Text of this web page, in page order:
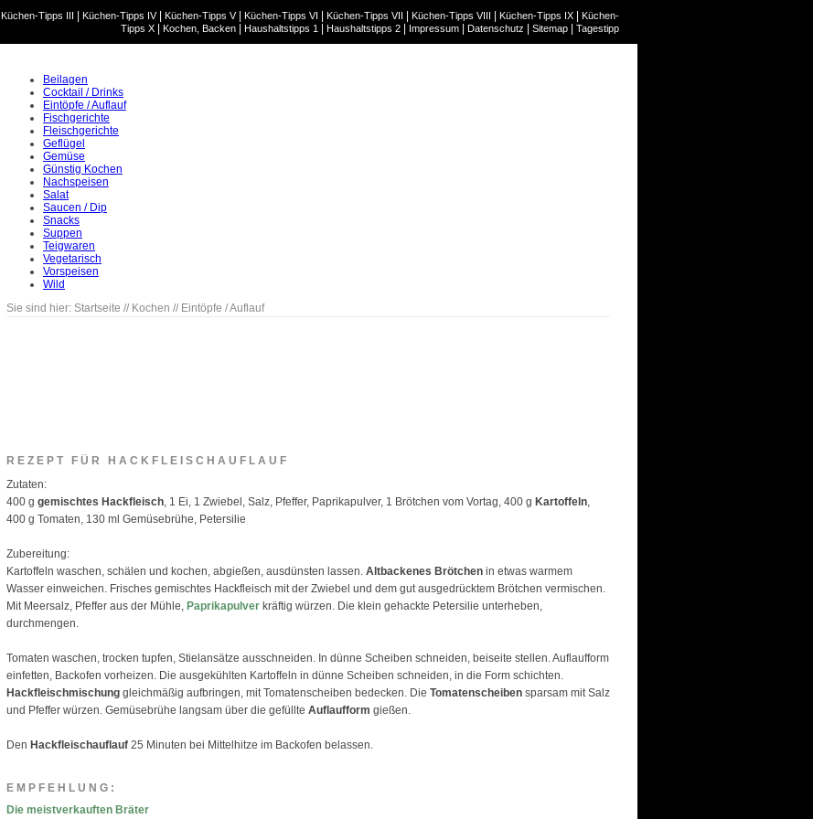
Küchen-Tipps III Küchen-Tipps IV| Küchen-Tipps V| Küchen-Tipps VI Küchen-Tipps VII Küchen-Tipps VIII Küchen-Tipps IX
Küchen-
Tipps X
Kochen, Backen Haushaltstipps 1 Haushaltstipps 2 Impressum Datenschutz Sitemap Tagestipp
Beilagen
Cocktail / Drinks
Eintöpfe / Auflauf
Fischgerichte
Fleischgerichte
Geflügel
Gemüse
Günstig Kochen
Nachspeisen
Salat
Saucen / Dip
Snacks
Suppen
Teigwaren
Vegetarisch
Vorspeisen
Wild
Sie sind hier: Startseite // Kochen // Eintöpfe / Auflauf
REZEPT FÜR HACKFLEISCHAUFLAUF
Zutaten:
400 g gemischtes Hackfleisch, 1 Ei, 1 Zwiebel, Salz, Pfeffer, Paprikapulver, 1 Brötchen vom Vortag, 400 g Kartoffeln,
400 g Tomaten, 130 ml Gemüsebrühe, Petersilie
Zubereitung:
Kartoffeln waschen, schälen und kochen, abgießen, ausdünsten lassen. Altbackenes Brötchen in etwas warmem
Wasser einweichen. Frisches gemischtes Hackfleisch mit der Zwiebel und dem gut ausgedrücktem Brötchen vermischen.
Mit Meersalz, Pfeffer aus der Mühle, Paprikapulver kräftig würzen. Die klein gehackte Petersilie unterheben,
durchmengen.
Tomaten waschen, trocken tupfen, Stielansätze ausschneiden. In dünne Scheiben schneiden, beiseite stellen. Auflaufform
einfetten, Backofen vorheizen. Die ausgekühlten Kartoffeln in dünne Scheiben schneiden, in die Form schichten.
Hackfleischmischung gleichmäßig aufbringen, mit Tomatenscheiben bedecken. Die Tomatenscheiben sparsam mit Salz
und Pfeffer würzen. Gemüsebrühe langsam über die gefüllte Auflaufform gießen.
Den Hackfleischauflauf 25 Minuten bei Mittelhitze im Backofen belassen.
EMPFEHLUNG:
Die meistverkauften Bräter